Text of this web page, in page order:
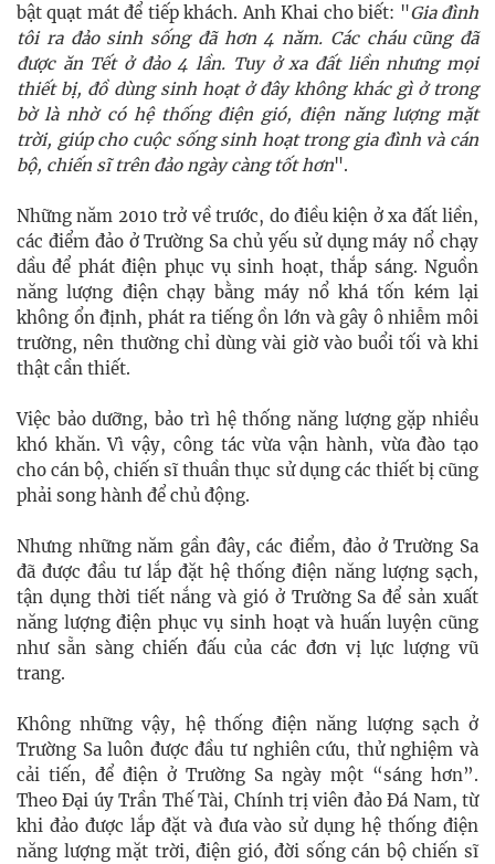
bật quạt mát để tiếp khách. Anh Khai cho biết: "Gia đình
tôi ra đảo sinh sống đã hơn 4 năm. Các cháu cũng đã
được ăn Tết ở đảo 4 lần. Tuy ở xa đất liền nhưng mọi
thiết bị, đồ dùng sinh hoạt ở đây không khác gì ở trong
bờ là nhờ có hệ thống điện gió, điện năng lượng mặt
trời, giúp cho cuộc sống sinh hoạt trong gia đình và cán
bộ, chiến sĩ trên đảo ngày càng tốt hơn".
Những năm 2010 trở về trước, do điều kiện ở xa đất liền,
các điểm đảo ở Trường Sa chủ yếu sử dụng máy nổ chạy
dầu để phát điện phục vụ sinh hoạt, thắp sáng. Nguồn
năng lượng điện chạy bằng máy nổ khá tốn kém lại
không ổn định, phát ra tiếng ồn lớn và gây ô nhiễm môi
trường, nên thường chỉ dùng vài giờ vào buổi tối và khi
thật cần thiết.
Việc bảo dưỡng, bảo trì hệ thống năng lượng gặp nhiều
khó khăn. Vì vậy, công tác vừa vận hành, vừa đào tạo
cho cán bộ, chiến sĩ thuần thục sử dụng các thiết bị cũng
phải song hành để chủ động.
Nhưng những năm gần đây, các điểm, đảo ở Trường Sa
đã được đầu tư lắp đặt hệ thống điện năng lượng sạch,
tận dụng thời tiết nắng và gió ở Trường Sa để sản xuất
năng lượng điện phục vụ sinh hoạt và huấn luyện cũng
như sẵn sàng chiến đấu của các đơn vị lực lượng vũ
trang.
Không những vậy, hệ thống điện năng lượng sạch ở
Trường Sa luôn được đầu tư nghiên cứu, thử nghiệm và
cải tiến, để điện ở Trường Sa ngày một “sáng hơn”.
Theo Đại úy Trần Thế Tài, Chính trị viên đảo Đá Nam, từ
khi đảo được lắp đặt và đưa vào sử dụng hệ thống điện
năng lượng mặt trời, điện gió, đời sống cán bộ chiến sĩ